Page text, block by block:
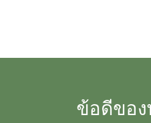
ข้อดีของ